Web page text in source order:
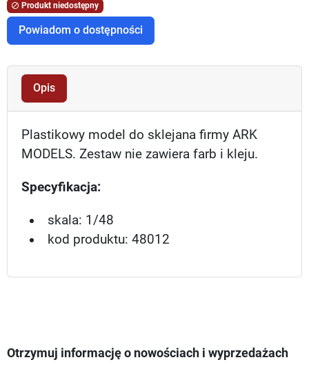
 Produkt niedostępny
Powiadom o dostępności
Opis
Plastikowy model do sklejana firmy ARK
MODELS. Zestaw nie zawiera farb i kleju.
Specyfikacja:
skala: 1/48
kod produktu: 48012
Otrzymuj informację o nowościach i wyprzedażach